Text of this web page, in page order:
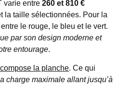
varie entre 260 et 810 €
la taille sélectionnées. Pour la
le rouge, le bleu et le vert.
par son design moderne et
entourage.
la planche. Ce qui
charge maximale allant jusqu’à